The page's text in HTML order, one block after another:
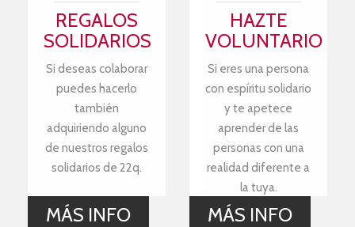
REGALOS
SOLIDARIOS
Si deseas colaborar
puedes hacerlo
también
adquiriendo alguno
de nuestros regalos
solidarios de 22q.
MÁS INFO
HAZTE
VOLUNTARIO
Si eres una persona
con espíritu solidario
y te apetece
aprender de las
personas con una
realidad diferente a
la tuya.
MÁS INFO